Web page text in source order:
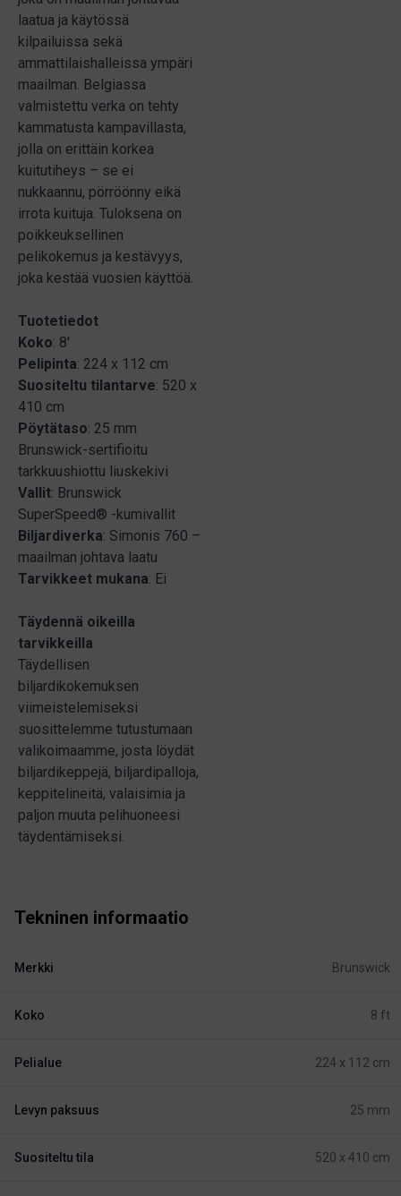
laatua ja käytössä
kilpailuissa sekä
ammattilaishalleissa ympäri
maailman. Belgiassa
valmistettu verka on tehty
kammatusta kampavillasta,
jolla on erittäin korkea
kuitutiheys – se ei
nukkaannu, pörröönny eikä
irrota kuituja. Tuloksena on
poikkeuksellinen
pelikokemus ja kestävyys,
joka kestää vuosien käyttöä.
Tuotetiedot
Koko: 8'
Pelipinta: 224 x 112 cm
Suositeltu tilantarve: 520 x
410 cm
Pöytätaso: 25 mm
Brunswick-sertifioitu
tarkkuushiottu liuskekivi
Vallit: Brunswick
SuperSpeed® -kumivallit
Biljardiverka: Simonis 760 –
maailman johtava laatu
Tarvikkeet mukana: Ei
Täydennä oikeilla
tarvikkeilla
Täydellisen
biljardikokemuksen
viimeistelemiseksi
suosittelemme tutustumaan
valikoimaamme, josta löydät
biljardikeppejä, biljardipalloja,
keppitelineitä, valaisimia ja
paljon muuta pelihuoneesi
täydentämiseksi.
Tekninen informaatio
Merkki Brunswick
Koko 8 ft
Pelialue 224 x 112 cm
Levyn paksuus 25 mm
Suositeltu tila 520 x 410 cm